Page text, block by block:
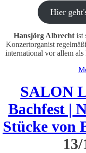
Hier
Hansjörg Albrecht ist
Konzertorganist
international vor allem
SALON
Bachfest |
Stücke von